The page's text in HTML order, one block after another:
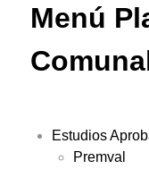
Menú
Estudios
Premval